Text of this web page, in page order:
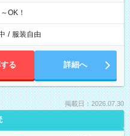
OK！
/ 服装自由
る 詳細へ
掲載日：2026.07.30